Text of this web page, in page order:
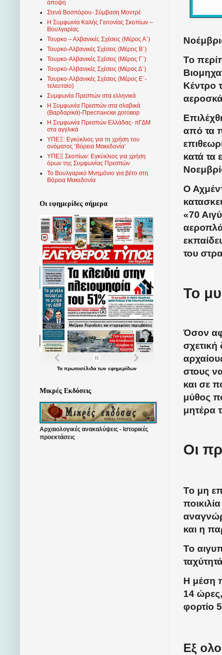
Το
Κέντρο
από τα
κατά τα
Ο
«70
του
Το
Όσον
στους
και σε
μύθος
μητέρα
Οι
Το μη
και η
Το
Η μέση
14
φορτίο
Εξ
άποψη
Στενά Βοσπόρου- Σύμβαση Μοντρέ
Η Συμφωνία Καλής Γειτονίας Σκοπίων –
Βουλγαρίας
Τουρκο – Αλβανικές Σχέσεις (Mέρος Α΄)
Τουρκο-Αλβανικές Σχέσεις (Μέρος Β΄)
Τουρκο-Αλβανικές Σχέσεις (Μέρος Γ΄)
Τουρκο-Αλβανικές Σχέσεις (Μέρος Δ΄)
Τουρκο-Αλβανικές Σχέσεις (Μέρος Ε΄-
τελευταίο)
Συμφωνία Πρεσπών στα ελληνικά
Η Συμφωνία Πρεσπών στα σλαβικά
(Βαρδαρικά)-Преспански договор
Η Συμφωνία Πρεσπών Ελλάδας- πΓΔΜ
στα αγγλικά
ΥΠΕΞ: Εγκύκλιος για τη χρήση του
ονόματος ‘Βόρεια Μακεδονία’
ΥΠΕΞ Σκοπίων: Εγκύκλιος για χρήση
όρων της Συμφωνίας Πρεσπών
Το Βουλγαρικό Μνημόνιο για βέτο στη
Βόρεια Μακεδονία
Οι εφημερίδες σήμερα
Τα πρωτοσέλιδατων εφημερίδων
Μικρές Εκδόσεις
Αρχαιολογικές ανακαλύψεις - Ιστορικές
προεκτάσεις